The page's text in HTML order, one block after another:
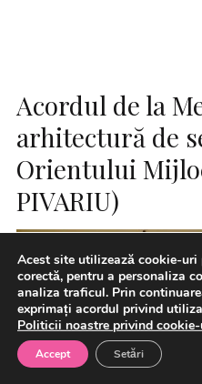
Acordul de la
arhitectură de
Orientului
PIVARIU)
Acest site utilizează cookie-
corectă, pentru a personaliza
analiza traficul. Prin
exprimați acordul privind
Politicii noastre privind
Accept Setări